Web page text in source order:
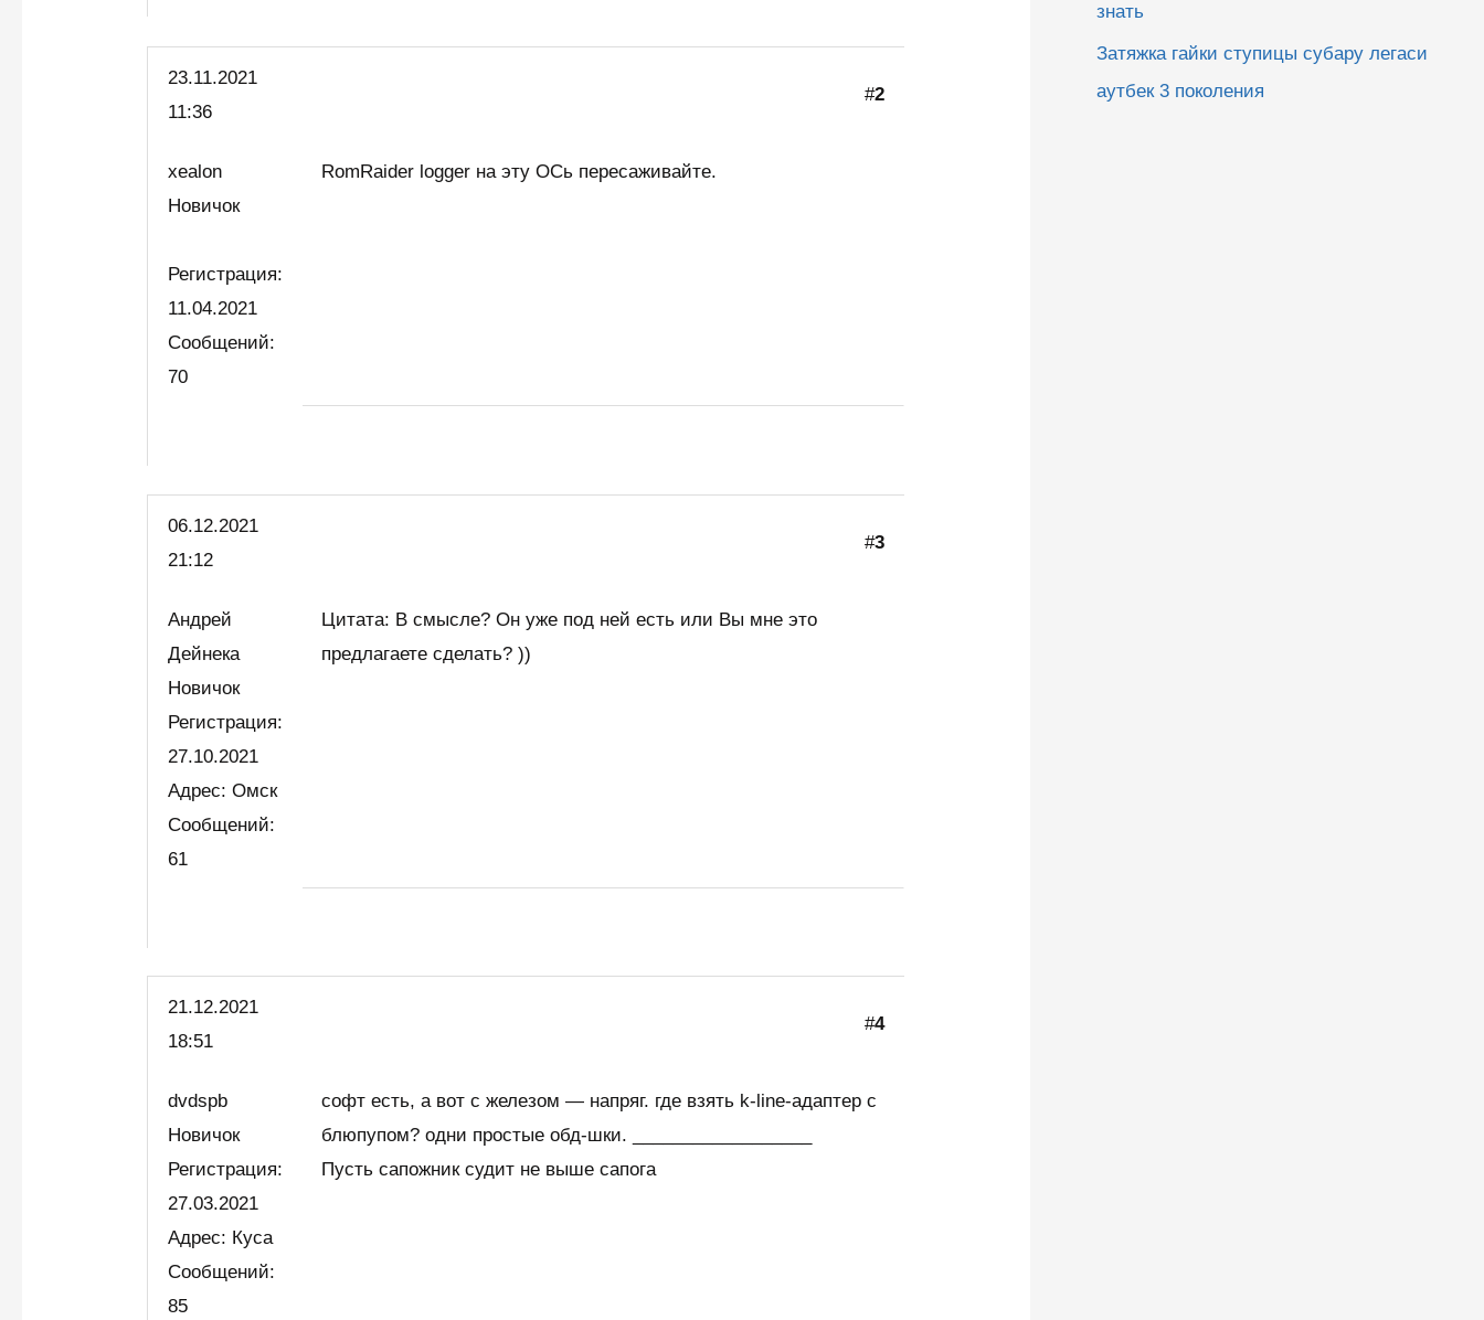
23.11.2021
11:36
#2
xealon
Новичок
Регистрация:
11.04.2021
Сообщений:
70
RomRaider logger на эту ОСь пересаживайте.
06.12.2021
21:12
#3
Андрей
Дейнека
Новичок
Регистрация:
27.10.2021
Адрес: Омск
Сообщений:
61
Цитата: В смысле? Он уже под ней есть или Вы мне это
предлагаете сделать? ))
21.12.2021
18:51
#4
dvdspb
Новичок
Регистрация:
27.03.2021
Адрес: Куса
Сообщений:
85
софт есть, а вот с железом — напряг. где взять k-line-адаптер с
блюпупом? одни простые обд-шки. __________________
Пусть сапожник судит не выше сапога
знать
Затяжка гайки ступицы субару легаси
аутбек 3 поколения